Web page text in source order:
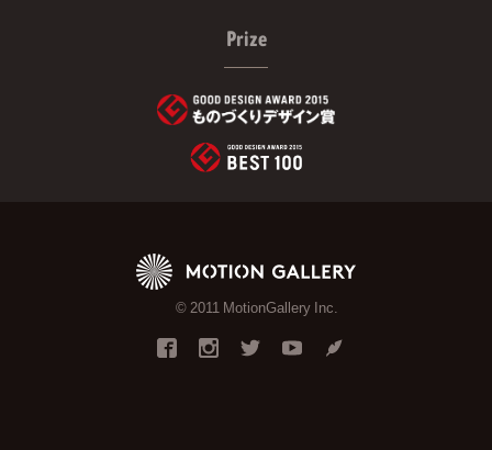
Prize
© 2011 MotionGallery Inc.